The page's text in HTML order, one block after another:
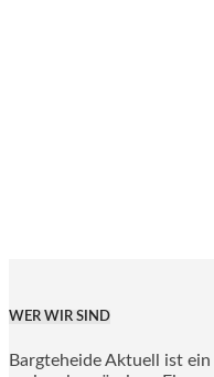
WER WIR SIND
Bargteheide Aktuell ist